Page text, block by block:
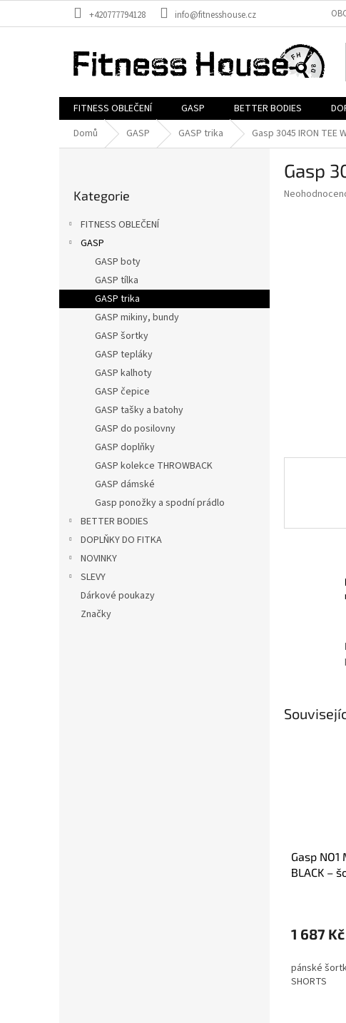
+420777794128 info@fitnesshouse.cz
FITNESS OBLEČENÍ GASP BETTER BODIES
Domů
GASP GASP trika Gasp 3045 IRON TEE
a
kategorie
Kategorie
FITNESS OBLEČENÍ
GASP
GASP boty
GASP tílka
GASP trika
GASP mikiny, bundy
GASP šortky
GASP tepláky
GASP kalhoty
GASP čepice
GASP tašky a batohy
GASP do posilovny
GASP doplňky
GASP kolekce THROWBACK
GASP dámské
Gasp ponožky a spodní prádlo
BETTER BODIES
DOPLŇKY DO FITKA
NOVINKY
SLEVY
Dárkové poukazy
Značky
Gasp
Průměrné
Gasp NO1
BLACK –
1 687 Kč
pánské
SHORTS